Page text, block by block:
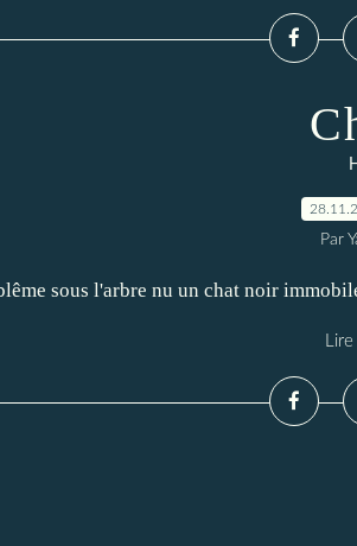
Par
sous l'arbre nu un chat noir